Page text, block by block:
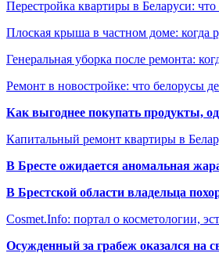
Перестройка квартиры в Беларуси:
Плоская крыша в частном доме: когда
Генеральная уборка после ремонта:
Ремонт в новостройке: что белорусы
Как выгоднее покупать продукты,
Капитальный ремонт квартиры в
В Бресте ожидается аномальная
В Брестской области владельца
Cosmet.Info: портал о косметологии,
Осужденный за грабеж оказался на